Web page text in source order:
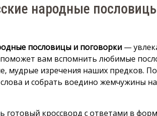
народные
пословицы и поговорки —
поможет вам вспомнить любимые
мудрые изречения наших предков.
и собрать воедино жемчужины
готовый кроссворд с ответами в